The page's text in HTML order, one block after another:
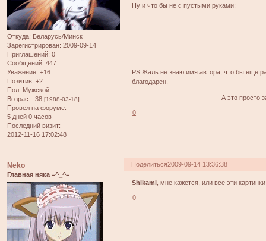
Откуда: Беларусь/Минск
Зарегистрирован: 2009-09-14
Приглашений: 0
Сообщений: 447
Уважение: +16
Позитив: +2
Пол: Мужской
Возраст: 38 [1988-03-18]
Провел на форуме:
5 дней 0 часов
Последний визит:
2012-11-16 17:02:48
Ну и что бы не с пустыми руками:
PS Жаль не знаю имя автора, что бы еще
благодарен.
А это просто
0
Поделиться2009-09-14 13:36:38
Neko
Главная няка =^_^=
Shikami , мне кажется, или все эти
0